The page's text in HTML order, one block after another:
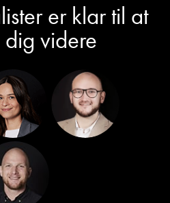
er klar til at
videre